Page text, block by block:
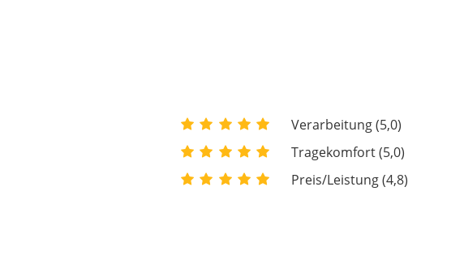
Verarbeitung (5,0)
Tragekomfort (5,0)
Preis/Leistung (4,8)